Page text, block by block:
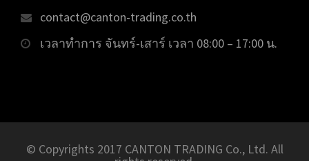
contact@canton-trading.co.th
เวลาทำการ จันทร์-เสาร์ เวลา 08:00 – 17:00 น.
© Copyrights 2017 CANTON TRADING Co., Ltd. All